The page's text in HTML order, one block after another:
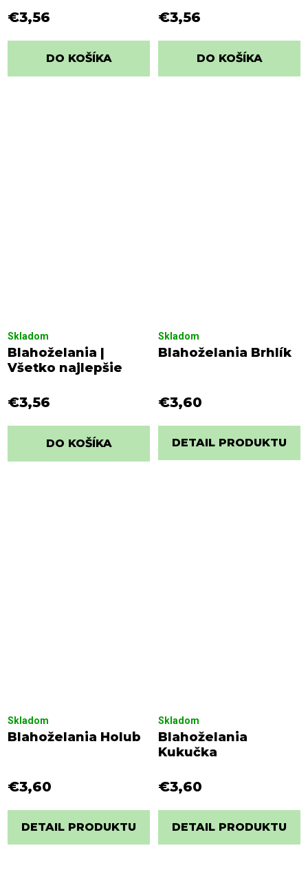
€3,56
DO KOŠÍKA
€3,56
DO KOŠÍKA
Blahoželania |
Všetko najlepšie
Skladom
€3,56
DO KOŠÍKA
Blahoželania Brhlík
Skladom
€3,60
DETAIL PRODUKTU
Blahoželania Holub
Skladom
€3,60
DETAIL PRODUKTU
Blahoželania
Kukučka
Skladom
€3,60
DETAIL PRODUKTU